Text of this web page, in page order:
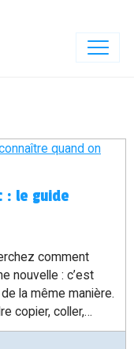
: le guide
comment
nouvelle : c’est
la même manière.
copier, coller,
raccourcis utiles au